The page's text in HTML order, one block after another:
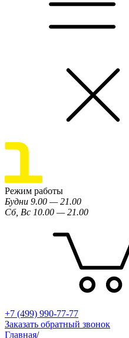
Режим работы
Будни 9.00 — 21.00
Сб, Вс 10.00 — 21.00
+7 (499) 990-77-77
Заказать обратный звонок
Главная/